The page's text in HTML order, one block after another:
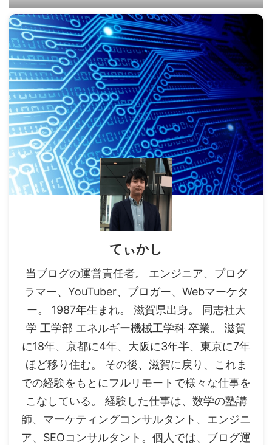
てぃかし
当ブログの運営責任者。 エンジニア、プログ
ラマー、YouTuber、ブロガー、Webマーケタ
ー。 1987年生まれ。 滋賀県出身。 同志社大
学 工学部 エネルギー機械工学科 卒業。 滋賀
に18年、京都に4年、大阪に3年半、東京に7年
ほど移り住む。 その後、滋賀に戻り、これま
での経験をもとにフルリモートで様々な仕事を
こなしている。 経験した仕事は、数学の塾講
師、マーケティングコンサルタント、エンジニ
ア、SEOコンサルタント。個人では、ブログ運